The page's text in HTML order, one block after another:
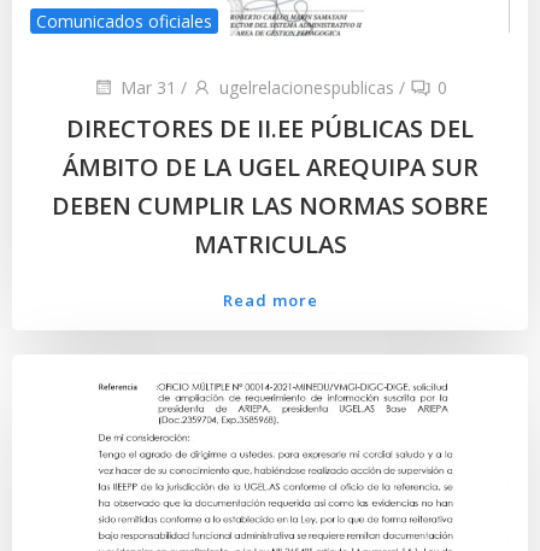
Comunicados oficiales
Mar 31 / ugelrelacionespublicas / 0
DIRECTORES DE II.EE PÚBLICAS DEL
ÁMBITO DE LA UGEL AREQUIPA SUR
DEBEN CUMPLIR LAS NORMAS SOBRE
MATRICULAS
Read more